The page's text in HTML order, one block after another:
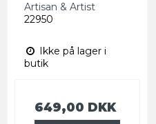
Artisan & Artist
22950
Ikke på lager i
butik
649,00 DKK